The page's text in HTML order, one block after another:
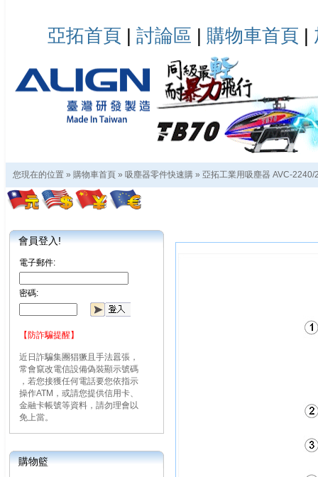
亞拓首頁 | 討論區 | 購物車首頁 |
您現在的位置 » 購物車首頁 » 吸塵器零件快速購 » 亞拓工業用吸塵器 AVC-2240/
會員登入!
電子郵件:
密碼:
【防詐騙提醒】
近日詐騙集團猖獗且手法囂張，
常會竄改電信設備偽裝顯示號碼
，若您接獲任何電話要您依指示
操作ATM，或請您提供信用卡、
金融卡帳號等資料，請勿理會以
免上當。
購物籃